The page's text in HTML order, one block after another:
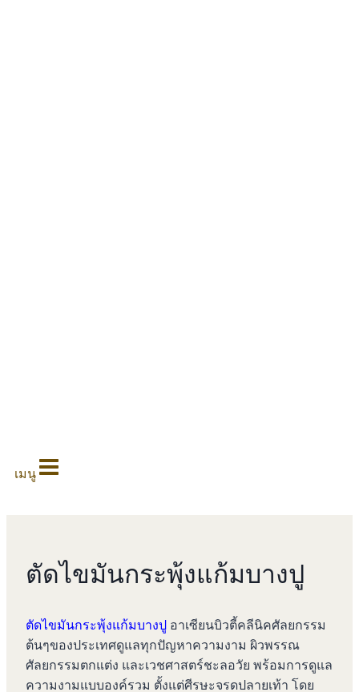
เมนู
ตัดไขมันกระพุ้งแก้มบางปู
ตัดไขมันกระพุ้งแก้มบางปู อาเซียนบิวตี้คลีนิคศัลยกรรม
ต้นๆของประเทศดูแลทุกปัญหาความงาม ผิวพรรณ
ศัลยกรรมตกแต่ง และเวชศาสตร์ชะลอวัย พร้อมการดูแล
ความงามแบบองค์รวม ตั้งแต่ศีรษะจรดปลายเท้า โดย